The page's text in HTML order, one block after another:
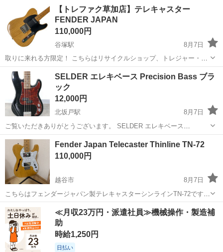
合や問題はなく良好です。
さいたま市 中浦和駅 弦楽器、ギター
【トレファク草加店】テレキャスター
FENDER JAPAN
110,000円
谷塚駅
8月7日
取りに来れる方限定！ こちらはリサイクルショップ、トレジャー・フ
ァクトリー草加店からの出品です。 ●商品情報 商品名：テレキャスタ
ー メーカー：FENDER JAPAN 型番:TL-52-80TX お問い合わせ...
埼玉 弦楽器、ギター
SELDER エレキベース Precision Bass ブラ
ック
12,000円
北坂戸駅
8月7日
ご覧いただきありがとうございます。 SELDER エレキベース
Precision Bass ブラック 画像と同デザインの商品をお届けいたしま
す。 【状態】 中古品 音出し未確認になりま...
埼玉 坂戸市
Fender Japan Telecaster Thinline TN-72
110,000円
越谷市
8月7日
こちらはフェンダージャパン製テレキャスターシンラインTN-72です。
シリアルから2007年製のギターです。 ホロウボディ構造による軽量で
豊かな鳴りが特徴です。 ボディはアッシュでワンピースメイプルネッ
ク、1ボリューム1トー...
埼玉 越谷市 弦楽器、ギター
≪月収23万円・派遣社員≫機械操作・製造補
助
時給1,250円
日払い